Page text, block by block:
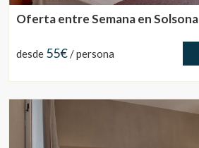
Oferta entre Semana en Solsona
desde 55€/ persona